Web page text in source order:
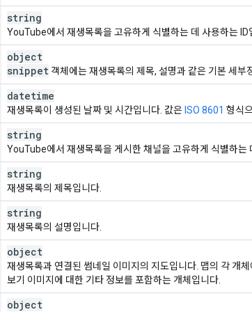
string
YouTube에서 재생목록을 고유하게 식별하는 데 사용하는 ID
object
snippet 객체에는 재생목록의 제목, 설명과 같은 기본 세부
datetime
재생목록이 생성된 날짜 및 시간입니다. 값은 ISO 8601 형식
string
YouTube에서 재생목록을 게시한 채널을 고유하게 식별하는
string
재생목록의 제목입니다.
string
재생목록의 설명입니다.
object
재생목록과 연결된 썸네일 이미지의 지도입니다. 맵의 각 개
보기 이미지에 대한 기타 정보를 포함하는 개체입니다.
object